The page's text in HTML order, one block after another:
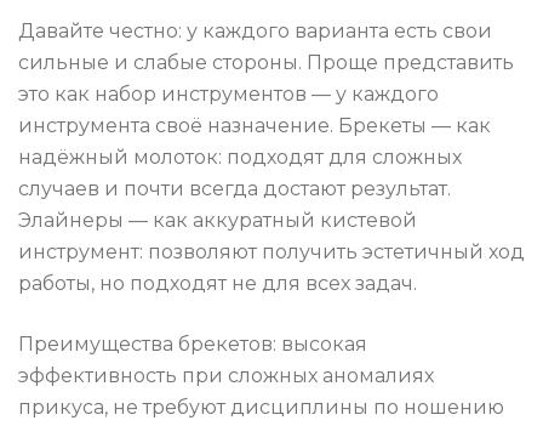
Давайте честно: у каждого варианта есть свои
сильные и слабые стороны. Проще представить
это как набор инструментов — у каждого
инструмента своё назначение. Брекеты — как
надёжный молоток: подходят для сложных
случаев и почти всегда достают результат.
Элайнеры — как аккуратный кистевой
инструмент: позволяют получить эстетичный ход
работы, но подходят не для всех задач.
Преимущества брекетов: высокая
эффективность при сложных аномалиях
прикуса, не требуют дисциплины по ношению